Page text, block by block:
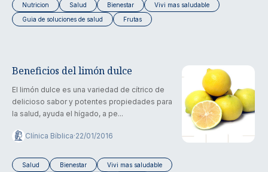
Nutricion Salud Bienestar
Vivi mas saludable
Guia de soluciones de salud
Frutas
Beneficios del limón dulce
El limón dulce es una variedad de cítrico de
delicioso sabor y potentes propiedades para
la salud, ayuda el hígado, a pe...
Clínica Bíblica·22/01/2016
Salud Bienestar
Vivi mas saludable